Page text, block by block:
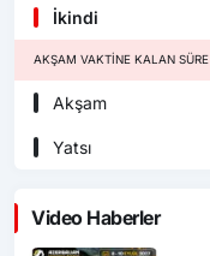
İkindi
AKŞAM VAKTINE KALAN SÜRE
Akşam
Yatsı
Video Haberler